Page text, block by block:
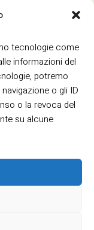
tecnologie come
informazioni del
potremo
o gli ID
o la revoca del
su alcune